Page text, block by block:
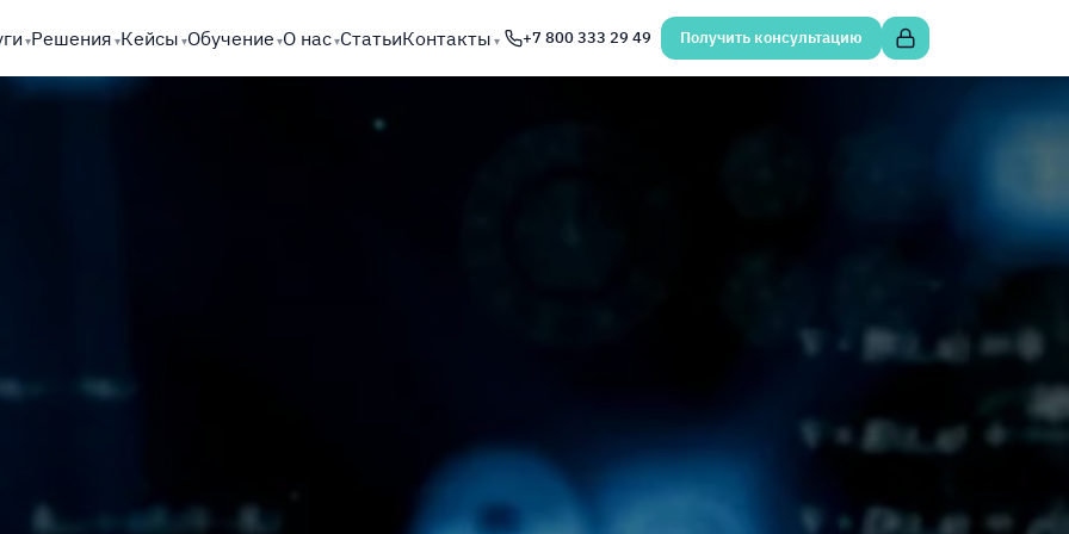
Решения Кейсы Обучение О нас СтатьиКонтакты +7 800 333 29 49 Получить консультацию